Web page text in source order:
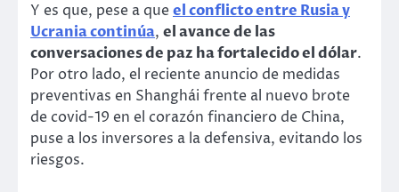
Y es que, pese a queel conflicto entre Rusia y
Ucrania continúa, el avance de las
conversaciones de paz ha fortalecido el dólar.
Por otro lado, el reciente anuncio de medidas
preventivas en Shanghái frente al nuevo brote
de covid-19 en el corazón financiero de China,
puse a los inversores a la defensiva, evitando los
riesgos.